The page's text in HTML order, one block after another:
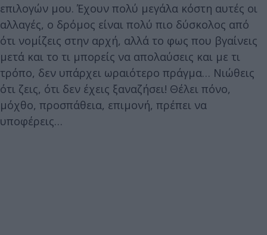
επιλογών μου. Έχουν πολύ μεγάλα κόστη αυτές οι
αλλαγές, ο δρόμος είναι πολύ πιο δύσκολος από
ότι νομίζεις στην αρχή, αλλά το φως που βγαίνεις
μετά και το τι μπορείς να απολαύσεις και με τι
τρόπο, δεν υπάρχει ωραιότερο πράγμα… Νιώθεις
ότι ζεις, ότι δεν έχεις ξαναζήσει! Θέλει πόνο,
μόχθο, προσπάθεια, επιμονή, πρέπει να
υποφέρεις…